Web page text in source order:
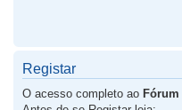
Registar
O acesso completo ao Fórum